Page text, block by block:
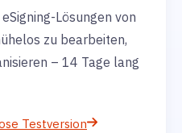
Lösungen von
zu bearbeiten,
– 14 Tage lang
Testversion